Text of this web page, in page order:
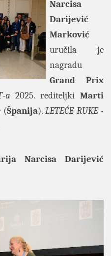
Narcisa
Darijević
Marković
uručila je
nagradu
Grand Prix
-a 2025. rediteljki Marti
(Španija). LETEĆE RUKE-
Narcisa Darijević